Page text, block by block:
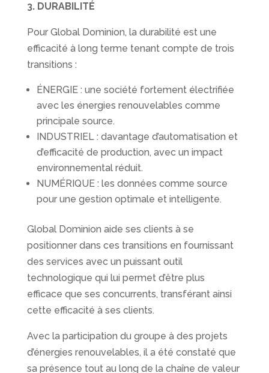
3. DURABILITÉ
Pour Global Dominion, la durabilité est une
efficacité à long terme tenant compte de trois
transitions :
ÉNERGIE : une société fortement électrifiée
avec les énergies renouvelables comme
principale source.
INDUSTRIEL : davantage d’automatisation et
d’efficacité de production, avec un impact
environnemental réduit.
NUMÉRIQUE : les données comme source
pour une gestion optimale et intelligente.
Global Dominion aide ses clients à se
positionner dans ces transitions en fournissant
des services avec un puissant outil
technologique qui lui permet d’être plus
efficace que ses concurrents, transférant ainsi
cette efficacité à ses clients.
Avec la participation du groupe à des projets
d’énergies renouvelables, il a été constaté que
sa présence tout au long de la chaîne de valeur